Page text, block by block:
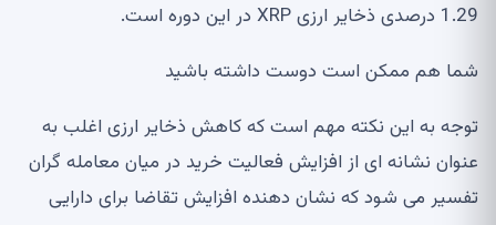
1.29 درصدی ذخایر ارزی XRP در این دوره است.
شما هم ممکن است دوست داشته باشید
توجه به این نکته مهم است که کاهش ذخایر ارزی اغلب به
عنوان نشانه ای از افزایش فعالیت خرید در میان معامله گران
تفسیر می شود که نشان دهنده افزایش تقاضا برای دارایی